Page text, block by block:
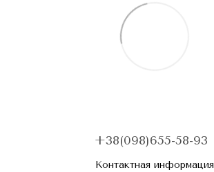
+38(098)655-58-93
Контактная информация